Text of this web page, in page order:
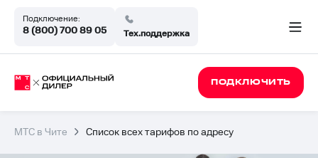
Подключение:
8 (800) 700 89 05 Тех.поддержка
ПОДКЛЮЧИТЬ
МТС в Чите Список всех тарифов по адресу